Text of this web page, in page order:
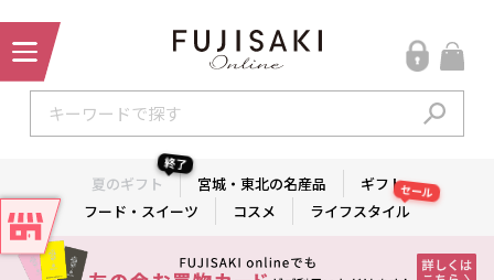
夏のギフト
終了
宮城・東北の名産品
ギフト
フード・スイーツ
コスメ ライフスタイル
セール